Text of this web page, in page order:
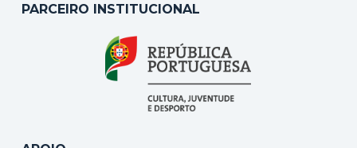
PARCEIRO INSTITUCIONAL